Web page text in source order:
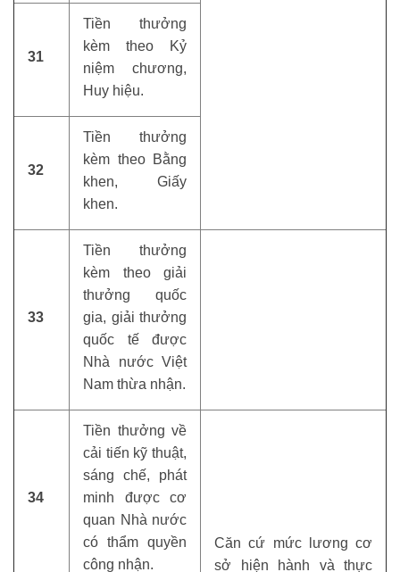
31
Tiền thưởng
kèm theo Kỷ
niệm chương,
Huy hiệu.
32
Tiền thưởng
kèm theo Bằng
khen, Giấy
khen.
33
Tiền thưởng
kèm theo giải
thưởng quốc
gia, giải thưởng
quốc tế được
Nhà nước Việt
Nam thừa nhận.
34
Tiền thưởng về
cải tiến kỹ thuật,
sáng chế, phát
minh được cơ
quan Nhà nước
có thẩm quyền
công nhận.
Căn cứ mức lương cơ
sở hiện hành và thực